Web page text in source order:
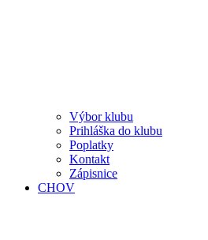
Výbor klubu
Prihláška do klubu
Poplatky
Kontakt
Zápisnice
CHOV